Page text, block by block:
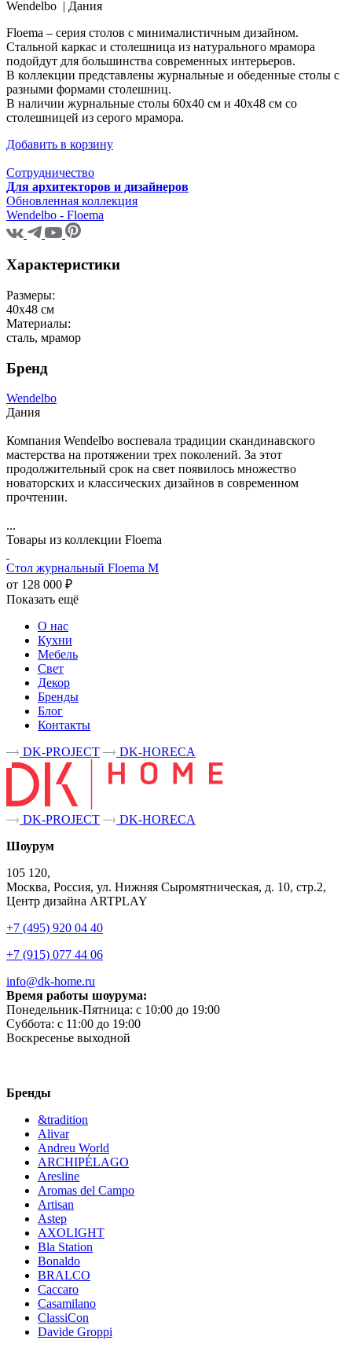
Wendelbo | Дания
Floema – серия столов с минималистичным дизайном.
Стальной каркас и столешница из натурального мрамора
подойдут для большинства современных интерьеров.
В коллекции представлены журнальные и обеденные столы с
разными формами столешниц.
В наличии журнальные столы 60х40 см и 40х48 см со
столешницей из серого мрамора.
Добавить в корзину
Сотрудничество
Для архитекторов и дизайнеров
Обновленная коллекция
Wendelbo - Floema
Характеристики
Размеры:
40х48 см
Материалы:
сталь, мрамор
Бренд
Wendelbo
Дания
Компания Wendelbo воспевала традиции скандинавского
мастерства на протяжении трех поколений. За этот
продолжительный срок на свет появилось множество
новаторских и классических дизайнов в современном
прочтении.
...
Товары из коллекции Floema
Стол журнальный Floema M
от 128 000 ₽
Показать ещё
О нас
Кухни
Мебель
Свет
Декор
Бренды
Блог
Контакты
DK-PROJECT
DK-HORECA
DK-PROJECT
DK-HORECA
Шоурум
105 120,
Москва, Россия, ул. Нижняя Сыромятническая, д. 10, стр.2,
Центр дизайна ARTPLAY
+7 (495) 920 04 40
+7 (915) 077 44 06
info@dk-home.ru
Время работы шоурума:
Понедельник-Пятница: c 10:00 до 19:00
Суббота: c 11:00 до 19:00
Воскресенье выходной
Бренды
&tradition
Alivar
Andreu World
ARCHIPÉLAGO
Aresline
Aromas del Campo
Artisan
Astep
AXOLIGHT
Bla Station
Bonaldo
BRALCO
Caccaro
Casamilano
ClassiCon
Davide Groppi